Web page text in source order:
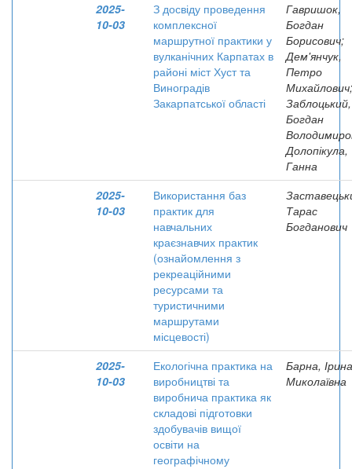
2025-
10-03
З досвіду проведення
комплексної
маршрутної практики у
вулканічних Карпатах в
районі міст Хуст та
Виноградів
Закарпатської області
Гавришок,
Богдан
Борисович;
Дем'янчук,
Петро
Михайлович;
Заблоцький,
Богдан
Долопікула,
Ганна
2025-
10-03
Використання баз
практик для
навчальних
краєзнавчих практик
(ознайомлення з
рекреаційними
ресурсами та
туристичними
маршрутами
місцевості)
Тарас
Богданович
2025-
10-03
Екологічна практика на
виробництві та
виробнича практика як
складові підготовки
здобувачів вищої
освіти на
географічному
Барна, Ірина
Миколаївна